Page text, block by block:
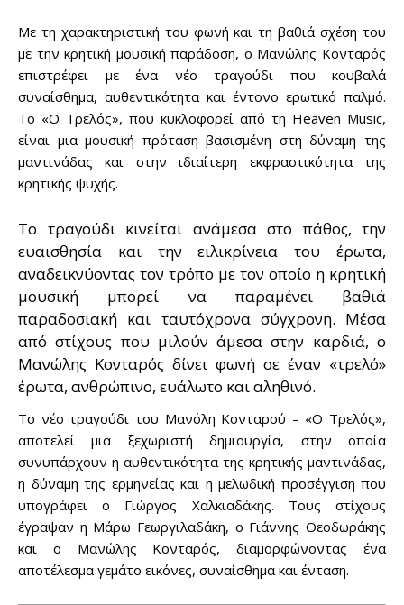
Με τη χαρακτηριστική του φωνή και τη βαθιά σχέση του
με την κρητική μουσική παράδοση, ο Μανώλης Κονταρός
επιστρέφει με ένα νέο τραγούδι που κουβαλά
συναίσθημα, αυθεντικότητα και έντονο ερωτικό παλμό.
Το «Ο Τρελός», που κυκλοφορεί από τη Heaven Music,
είναι μια μουσική πρόταση βασισμένη στη δύναμη της
μαντινάδας και στην ιδιαίτερη εκφραστικότητα της
κρητικής ψυχής.
Το τραγούδι κινείται ανάμεσα στο πάθος, την
ευαισθησία και την ειλικρίνεια του έρωτα,
αναδεικνύοντας τον τρόπο με τον οποίο η κρητική
μουσική μπορεί να παραμένει βαθιά
παραδοσιακή και ταυτόχρονα σύγχρονη. Μέσα
από στίχους που μιλούν άμεσα στην καρδιά, ο
Μανώλης Κονταρός δίνει φωνή σε έναν «τρελό»
έρωτα, ανθρώπινο, ευάλωτο και αληθινό.
Το νέο τραγούδι του Μανόλη Κονταρού – «Ο Τρελός»,
αποτελεί μια ξεχωριστή δημιουργία, στην οποία
συνυπάρχουν η αυθεντικότητα της κρητικής μαντινάδας,
η δύναμη της ερμηνείας και η μελωδική προσέγγιση που
υπογράφει ο Γιώργος Χαλκιαδάκης. Τους στίχους
έγραψαν η Μάρω Γεωργιλαδάκη, ο Γιάννης Θεοδωράκης
και ο Μανώλης Κονταρός, διαμορφώνοντας ένα
αποτέλεσμα γεμάτο εικόνες, συναίσθημα και ένταση.